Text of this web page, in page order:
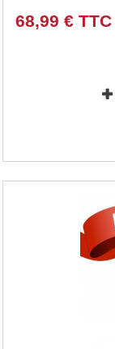
68,99 € TTC